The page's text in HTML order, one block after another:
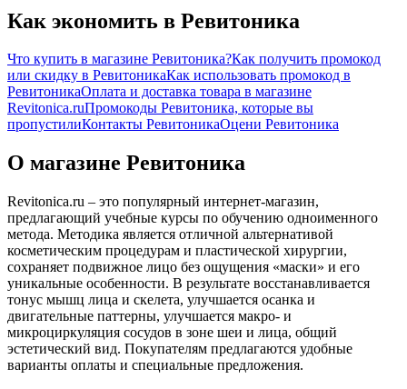
Как экономить в Ревитоника
Что купить в магазине Ревитоника?Как получить промокод
или скидку в РевитоникаКак использовать промокод в
РевитоникаОплата и доставка товара в магазине
Revitonica.ruПромокоды Ревитоника, которые вы
пропустилиКонтакты РевитоникаОцени Ревитоника
О магазине Ревитоника
Revitonica.ru – это популярный интернет-магазин,
предлагающий учебные курсы по обучению одноименного
метода. Методика является отличной альтернативой
косметическим процедурам и пластической хирургии,
сохраняет подвижное лицо без ощущения «маски» и его
уникальные особенности. В результате восстанавливается
тонус мышц лица и скелета, улучшается осанка и
двигательные паттерны, улучшается макро- и
микроциркуляция сосудов в зоне шеи и лица, общий
эстетический вид. Покупателям предлагаются удобные
варианты оплаты и специальные предложения.